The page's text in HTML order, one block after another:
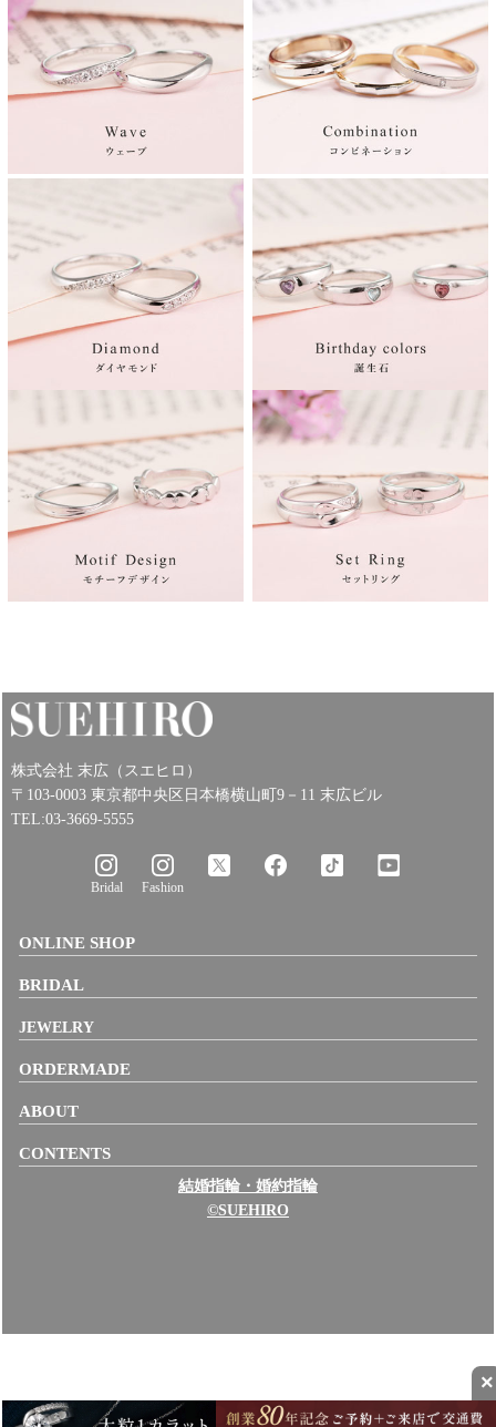
×
株式会社 末広（スエヒロ）
〒103-0003 東京都中央区日本橋横山町9－11 末広ビル
TEL:03-3669-5555
Bridal Fashion
ONLINE SHOP
BRIDAL
JEWELRY
ORDERMADE
ABOUT
CONTENTS
結婚指輪・婚約指輪
©SUEHIRO